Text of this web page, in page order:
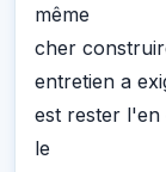
même
cher
entretien a
est rester
le